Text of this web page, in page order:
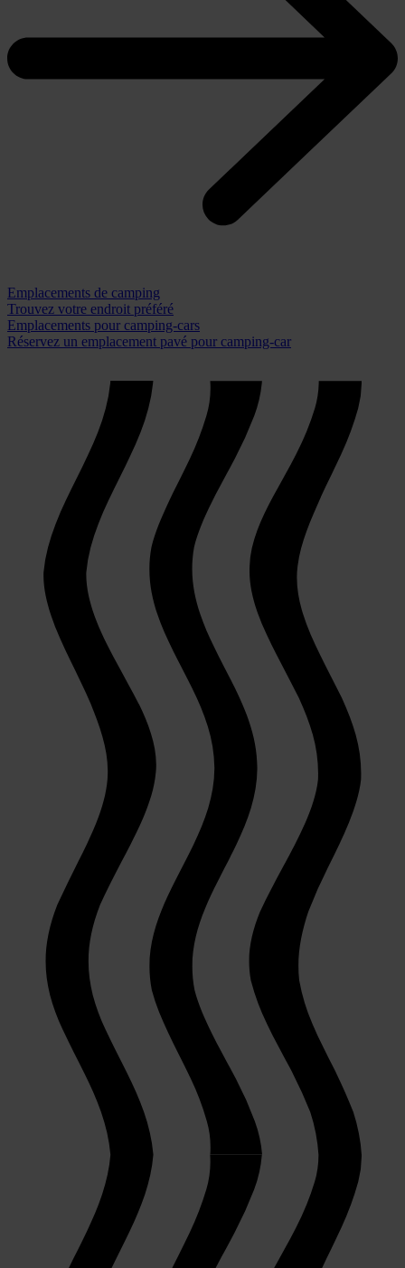
Emplacements de camping
Trouvez votre endroit préféré
Emplacements pour camping-cars
Réservez un emplacement pavé pour camping-car